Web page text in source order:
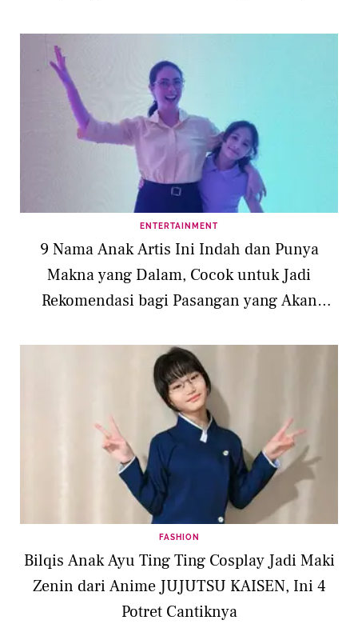
ENTERTAINMENT
9 Nama Anak Artis Ini Indah dan Punya
Makna yang Dalam, Cocok untuk Jadi
Rekomendasi bagi Pasangan yang Akan
FASHION
Bilqis Anak Ayu Ting Ting Cosplay Jadi Maki
Zenin dari Anime JUJUTSU KAISEN, Ini 4
Potret Cantiknya